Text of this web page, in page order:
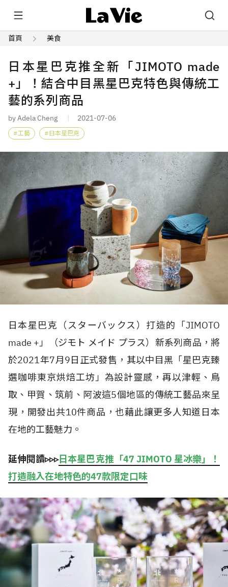
首頁 美食
日本星巴克推全新「JIMOTO made
+」！結合中目黑星巴克特色與傳統工
藝的系列商品
by Adela Cheng 2021-07-06
工藝 日本星巴克
日本星巴克（スターバックス）打造的「JIMOTO
made +」（ジモト メイド プラス）新系列商品，將
於2021年7月9日正式發售，其以中目黑「星巴克臻
選咖啡東京烘焙工坊」為設計靈感，再以津輕、鳥
取、甲賀、筑前、阿波這5個地區的傳統工藝品來呈
現，開發出共10件商品，也藉此讓更多人知道日本
在地的工藝魅力。
延伸閱讀▹▹▹日本星巴克推「47 JIMOTO 星冰樂」！
打造融入在地特色的47款限定口味